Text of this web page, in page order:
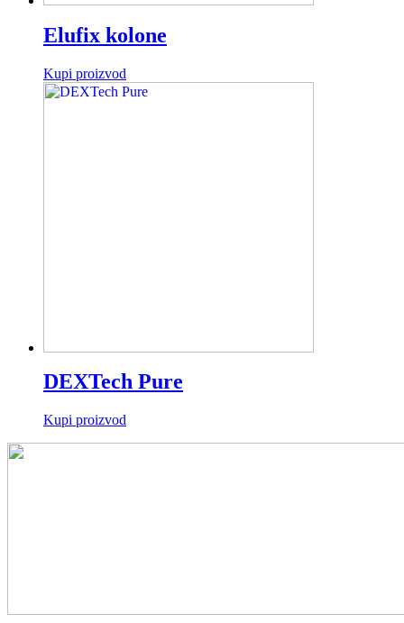
Elufix kolone
Kupi proizvod
DEXTech Pure
Kupi proizvod